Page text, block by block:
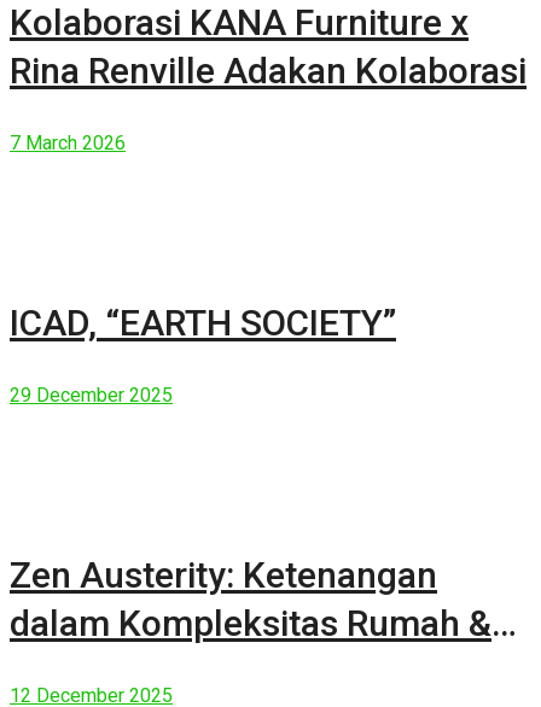
Kolaborasi KANA Furniture x
Rina Renville Adakan Kolaborasi
7 March 2026
ICAD, “EARTH SOCIETY”
29 December 2025
Zen Austerity: Ketenangan
dalam Kompleksitas Rumah &
12 December 2025